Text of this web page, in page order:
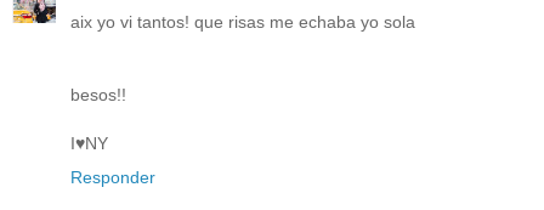
aix yo vi tantos! que risas me echaba yo sola
besos!!
I♥NY
Responder